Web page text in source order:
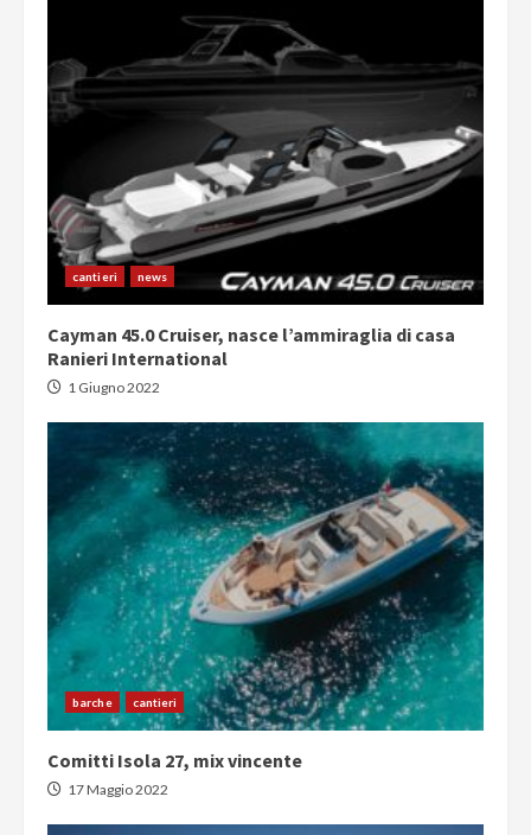
cantieri news
Cayman 45.0 Cruiser, nasce l’ammiraglia di casa
Ranieri International
1 Giugno 2022
barche cantieri
Comitti Isola 27, mix vincente
17 Maggio 2022